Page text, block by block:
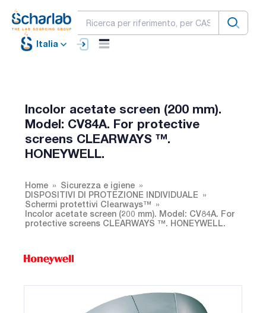
Italia
Incolor acetate screen (200 mm).
Model: CV84A. For protective
screens CLEARWAYS ™.
HONEYWELL.
Home
Sicurezza e igiene
DISPOSITIVI DI PROTEZIONE INDIVIDUALE
Schermi protettivi Clearways™
Incolor acetate screen (200 mm). Model: CV84A. For
protective screens CLEARWAYS ™. HONEYWELL.